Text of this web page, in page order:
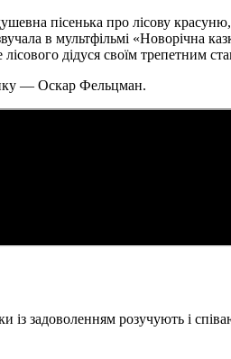
пісенька про лісову
в мультфільмі «Новорічна
дідуся своїм трепетним
— Оскар Фельцман.
із задоволенням розучують і